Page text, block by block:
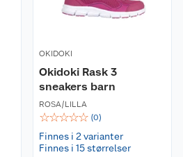
OKIDOKI
Okidoki Rask 3
sneakers barn
ROSA/LILLA
☆☆☆☆☆ (0)
Finnes i 2 varianter
Finnes i 15 størrelser